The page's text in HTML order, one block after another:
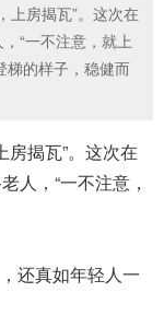
上房揭瓦”。这次在
“一不注意，就上
梯的样子，稳健而
房揭瓦”。这次在
人，“一不注意，
还真如年轻人一